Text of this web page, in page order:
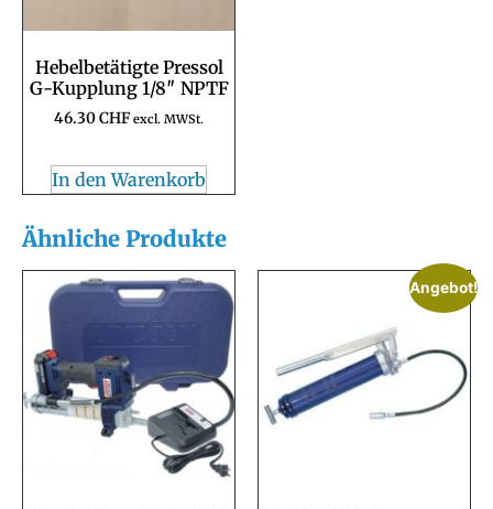
Hebelbetätigte Pressol
G-Kupplung 1/8″ NPTF
46.30CHF excl. MWSt.
In den Warenkorb
Ähnliche Produkte
Angebot!